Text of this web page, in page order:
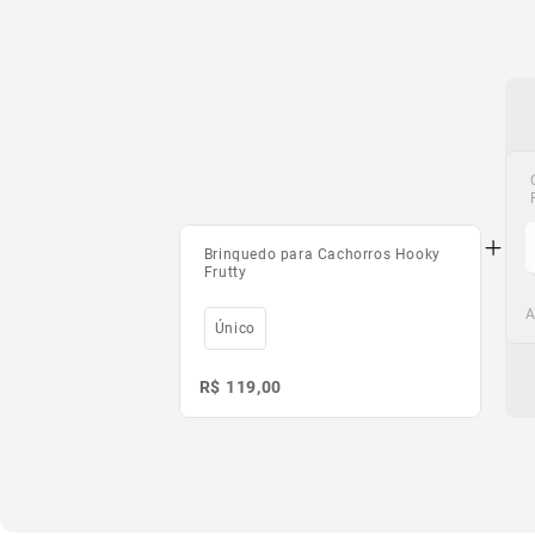
Brinquedo para Cachorros Hooky
Frutty
Único
R$ 119,00